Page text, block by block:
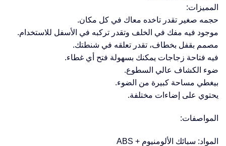
المميزات:
حجمه صغير تقدر تاخده معاك في كل مكان.
موجود فيه مفك في الخلف وتقدر تركبه في الأسفل للاستخدام.
مصمم بقفل بخطاف، تقدر تعلقه في شنطتك.
فيه فتاحة زجاجات يمكنك بسهولة فتح أي غطاء.
ضوء الكشاف عالي السطوع.
بيغطي مساحة كبيرة من الضوء.
يحتوي على إضاءات مختلفة.
المواصفات:
المواد: سبائك الألومنيوم + ABS